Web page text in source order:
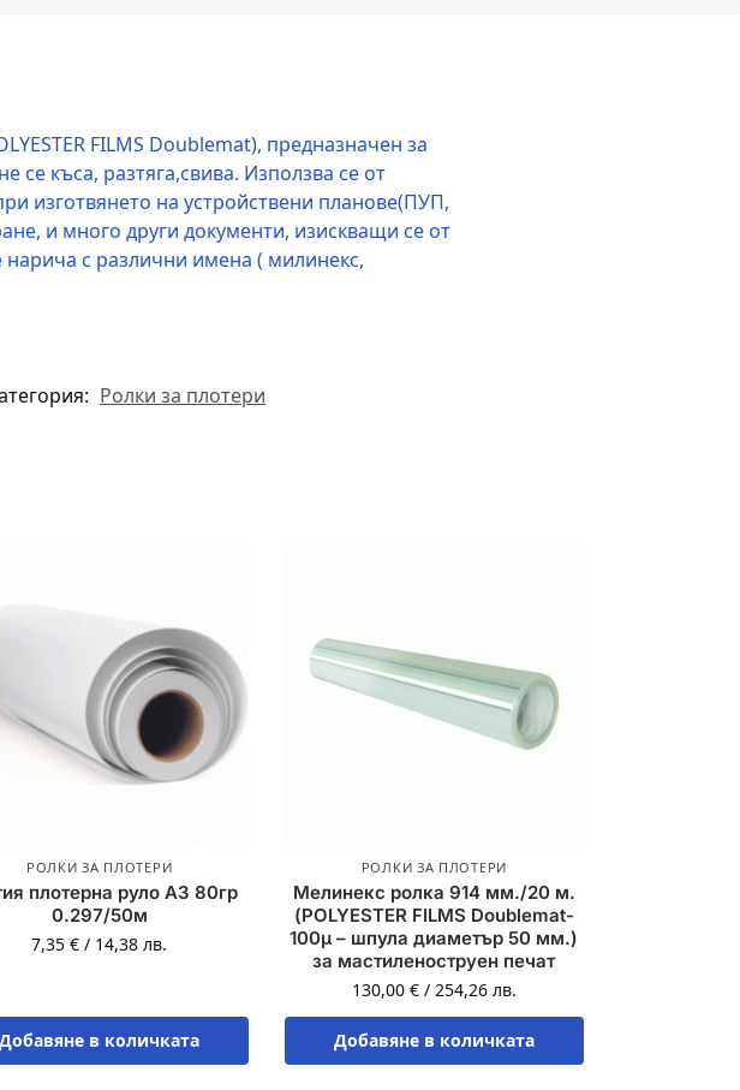
FILMS Doublemat), предназначен за
къса, разтяга,свива. Използва се от
изготвянето на устройствени планове(ПУП,
и много други документи, изискващи се от
с различни имена ( милинекс,
Ролки за плотери
РОЛКИ ЗА ПЛОТЕРИ
плотерна руло A3 80гр
0.297/50м
7,35€ / 14,38лв.
Добавяне в количката
РОЛКИ ЗА ПЛОТЕРИ
Мелинекс ролка 914 мм./20 м.
(POLYESTER FILMS Doublemat-
100µ – шпула диаметър 50 мм.)
за мастиленоструен печат
130,00 € / 254,26 лв.
Добавяне в количката